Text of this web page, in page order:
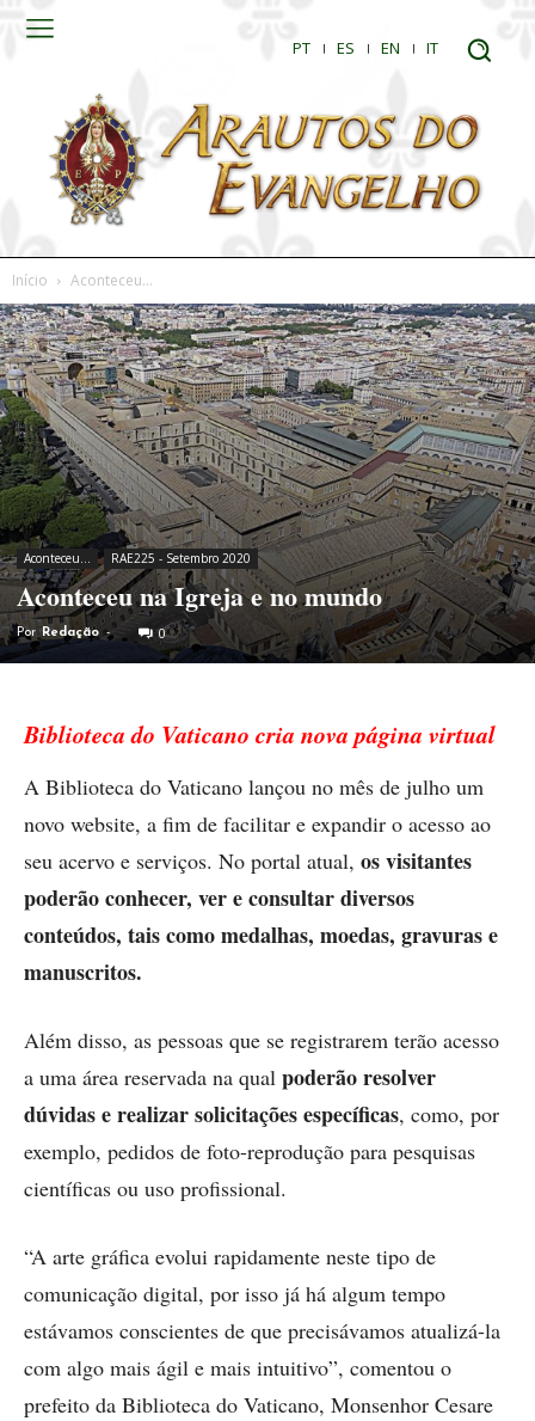
PT ES EN IT
Início Aconteceu...
Aconteceu... RAE225 - Setembro 2020
Aconteceu na Igreja e no mundo
Por Redação - 0
Biblioteca do Vaticano cria nova página virtual
A Biblioteca do Vaticano lançou no mês de julho um
novo website, a fim de facilitar e expandir o acesso ao
seu acervo e serviços. No portal atual, os visitantes
poderão conhecer, ver e consultar diversos
conteúdos, tais como medalhas, moedas, gravuras e
manuscritos.
Além disso, as pessoas que se registrarem terão acesso
a uma área reservada na qual poderão resolver
dúvidas e realizar solicitações específicas, como, por
exemplo, pedidos de foto-reprodução para pesquisas
científicas ou uso profissional.
“A arte gráfica evolui rapidamente neste tipo de
comunicação digital, por isso já há algum tempo
estávamos conscientes de que precisávamos atualizá-la
com algo mais ágil e mais intuitivo”, comentou o
prefeito da Biblioteca do Vaticano, Monsenhor Cesare